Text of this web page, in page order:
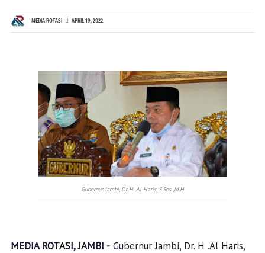
MEDIA ROTASI APRIL 19, 2022
Gubernur Jambi, Dr. H .Al Haris, S.Sos.,M.H
MEDIA ROTASI, JAMBI -Gubernur Jambi, Dr. H .Al Haris,